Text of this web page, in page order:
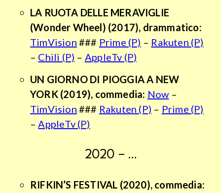
LA RUOTA DELLE MERAVIGLIE
(Wonder Wheel) (2017), drammatico:
TimVision ### Prime (P) – Rakuten (P)
– Chili (P) – AppleTv (P)
UN GIORNO DI PIOGGIA A NEW
YORK(2019), commedia: Now –
TimVision ### Rakuten (P) – Prime (P)
–AppleTv (P)
2020 – …
RIFKIN’S FESTIVAL (2020), commedia: